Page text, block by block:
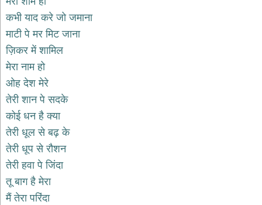
साईं
भजन
bhajans
जैन
भजन
jain
bhajans
दुर्गा
भजन
durga
bhajans
गणेश
भजन
ganesh
कभी याद करे जो जमाना
माटी पे मर मिट जाना
ज़िकर में शामिल
मेरा नाम हो
ओह देश मेरे
तेरी शान पे सदके
कोई धन है क्या
तेरी धूल से बढ़ के
तेरी धूप से रौशन
तेरी हवा पे जिंदा
तू बाग है मेरा
मैं तेरा परिंदा